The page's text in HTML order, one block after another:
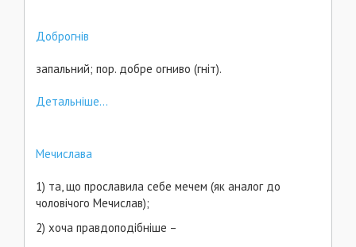
Доброгнів
запальний; пор. добре огниво (гніт).
Детальніше...
Мечислава
1) та, що прославила себе мечем (як аналог до
чоловічого Мечислав);
2) хоча правдоподібніше –